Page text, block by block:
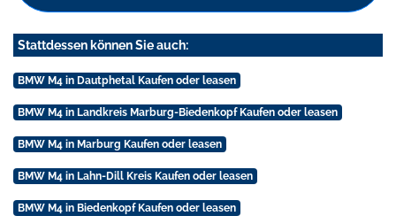
Stattdessen können Sie auch:
BMW M4 in Dautphetal Kaufen oder leasen
BMW M4 in Landkreis Marburg-Biedenkopf Kaufen oder leasen
BMW M4 in Marburg Kaufen oder leasen
BMW M4 in Lahn-Dill Kreis Kaufen oder leasen
BMW M4 in Biedenkopf Kaufen oder leasen